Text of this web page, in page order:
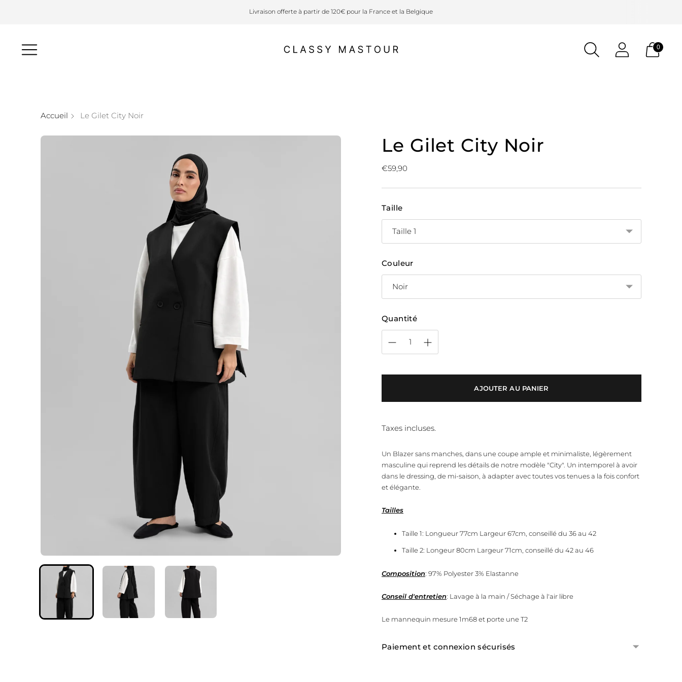
Livraison offerte à partir de 120€ pour la France et la Belgique
0
Accueil Le Gilet City Noir
Le Gilet City Noir
€59,90
Prix
Taille
Couleur
Quantité
AJOUTER AU PANIER
Taxes incluses.
Un Blazer sans manches, dans une coupe ample et minimaliste, légèrement
masculine qui reprend les détails de notre modèle "City". Un intemporel à avoir
dans le dressing, de mi-saison, à adapter avec toutes vos tenues a la fois confort
et élégante.
Tailles
Taille 1: Longueur 77cm Largeur 67cm, conseillé du 36 au 42
Taille 2: Longeur 80cm Largeur 71cm, conseillé du 42 au 46
Composition: 97% Polyester 3% Elastanne
Conseil d'entretien: Lavage à la main / Séchage à l'air libre
Le mannequin mesure 1m68 et porte une T2
Paiement et connexion sécurisés